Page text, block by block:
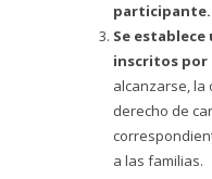
participante.
Se establece
inscritos por
alcanzarse, la
derecho de
a las familias.